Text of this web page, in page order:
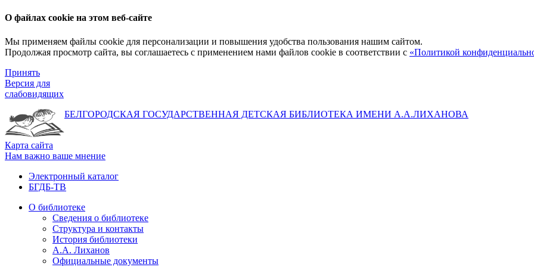
О файлах cookie на этом веб-сайте
Мы применяем файлы cookie для персонализации и повышения удобства пользования нашим сайтом.
Продолжая просмотр сайта, вы соглашаетесь с применением нами файлов cookie в соответствии с «Политикой
Принять
Версия для
слабовидящих
БЕЛГОРОДСКАЯ ГОСУДАРСТВЕННАЯ ДЕТСКАЯ БИБЛИОТЕКА ИМЕНИ А.А.ЛИХАНОВА
Карта сайта
Нам важно ваше мнение
Электронный каталог
БГДБ-ТВ
О библиотеке
Сведения о библиотеке
Структура и контакты
История библиотеки
А.А. Лиханов
Официальные документы